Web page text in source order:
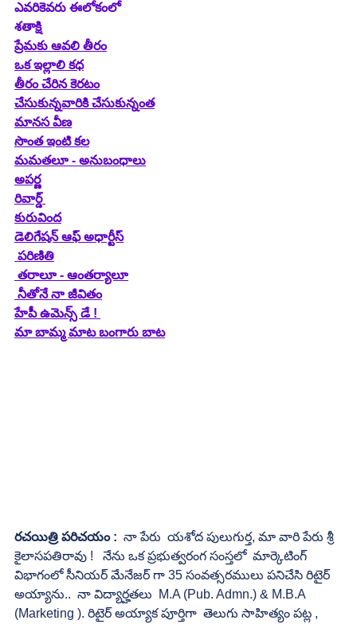
ఎవరికెవరు ఈలోకంలో
శతాక్షి
ప్రేమకు ఆవలి తీరం
ఒక ఇల్లాలి కధ
తీరం చేరిన కెరటం
చేసుకున్నవారికి చేసుకున్నంత
మానస వీణ
సొంత ఇంటి కల
మమతలూ - అనుబంధాలు
అపర్ణ
రివార్డ్
కురువింద
డెలిగేషన్ ఆఫ్ అధార్టీస్
పరిణితి
తరాలూ - ఆంతర్యాలూ
నీతోనే నా జీవితం
హేపీ ఉమెన్స్ డే !
మా బామ్మ మాట బంగారు బాట
రచయిత్రి పరిచయం :
  నా పేరు  యశోద పులుగుర్త, మా వారి పేరు శ్రీ
కైలాసపతిరావు !   నేను ఒక ప్రభుత్వరంగ సంస్తలో  మార్కెటింగ్
విభాగంలో సీనియర్ మేనేజర్ గా 35 సంవత్సరములు పనిచేసి రిటైర్
అయ్యాను..  నా విద్యార్హతలు  M.A (Pub. Admn.) & M.B.A
(Marketing ). రిటైర్ అయ్యాక పూర్తిగా  తెలుగు సాహిత్యం పట్ల ,